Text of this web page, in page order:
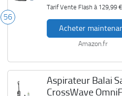
56
Tarif Vente Flash à 129,99 €
Acheter
Amazon.fr
Aspirateur Balai
CrossWave